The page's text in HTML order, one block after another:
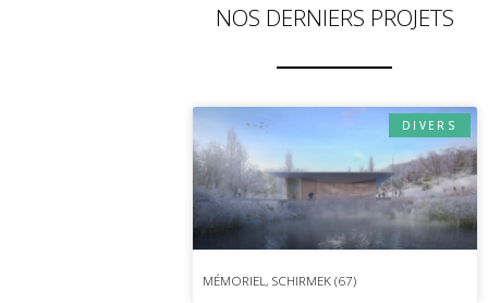
NOS DERNIERS PROJETS
DIVERS
MÉMORIEL, SCHIRMEK (67)